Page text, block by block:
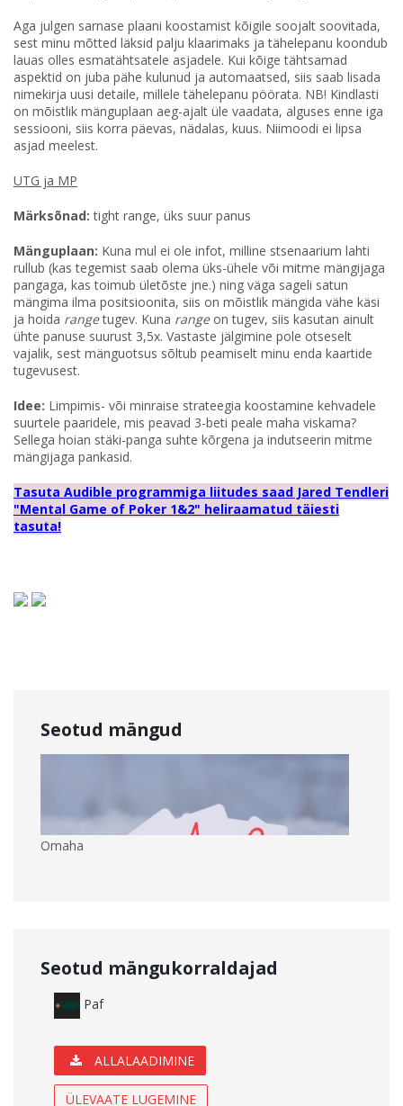
Aga julgen sarnase plaani koostamist kõigile soojalt soovitada,
sest minu mõtted läksid palju klaarimaks ja tähelepanu koondub
lauas olles esmatähtsatele asjadele. Kui kõige tähtsamad
aspektid on juba pähe kulunud ja automaatsed, siis saab lisada
nimekirja uusi detaile, millele tähelepanu pöörata. NB! Kindlasti
on mõistlik mänguplaan aeg-ajalt üle vaadata, alguses enne iga
sessiooni, siis korra päevas, nädalas, kuus. Niimoodi ei lipsa
asjad meelest.
UTG ja MP
Märksõnad: tight range, üks suur panus
Mänguplaan: Kuna mul ei ole infot, milline stsenaarium lahti
rullub (kas tegemist saab olema üks-ühele või mitme mängijaga
pangaga, kas toimub ületõste jne.) ning väga sageli satun
mängima ilma positsioonita, siis on mõistlik mängida vähe käsi
ja hoida rangetugev. Kuna rangeon tugev, siis kasutan ainult
ühte panuse suurust 3,5x. Vastaste jälgimine pole otseselt
vajalik, sest mänguotsus sõltub peamiselt minu enda kaartide
tugevusest.
Idee: Limpimis- või minraise strateegia koostamine kehvadele
suurtele paaridele, mis peavad 3-beti peale maha viskama?
Sellega hoian stäki-panga suhte kõrgena ja indutseerin mitme
mängijaga pankasid.
Tasuta Audible programmiga liitudes saad Jared Tendleri
"Mental Game of Poker 1&2" heliraamatud täiesti
tasuta!
Seotud mängud
Omaha
Seotud mängukorraldajad
Paf
ALLALAADIMINE
ÜLEVAATE LUGEMINE